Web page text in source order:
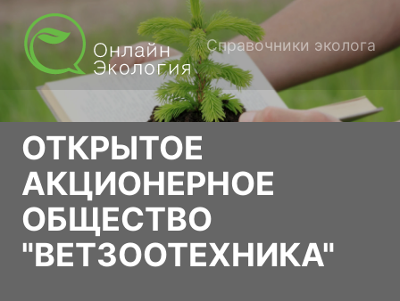
Справочники эколога
ОТКРЫТОЕ
АКЦИОНЕРНОЕ
ОБЩЕСТВО
"ВЕТЗООТЕХНИКА"